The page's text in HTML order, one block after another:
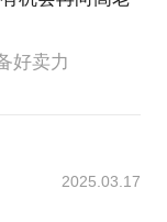
好卖力！
寥。
好卖力
2025.03.17